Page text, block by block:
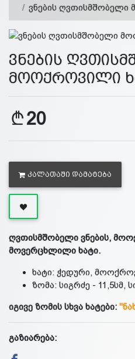
ვნების
ვნების
მოოქროვილი
20
ᲙᲐᲚᲐᲗᲐᲨᲘ ᲓᲐᲛᲐᲢᲔᲑᲐ
ღვთისმშობელი ვნების,
მოვერცხლილი ხატი.
ხატი: ჭედური,
ზომა: სიგრძე - 11,5სმ,
იგივე ზომის სხვა ხატები:
გაზიარება: